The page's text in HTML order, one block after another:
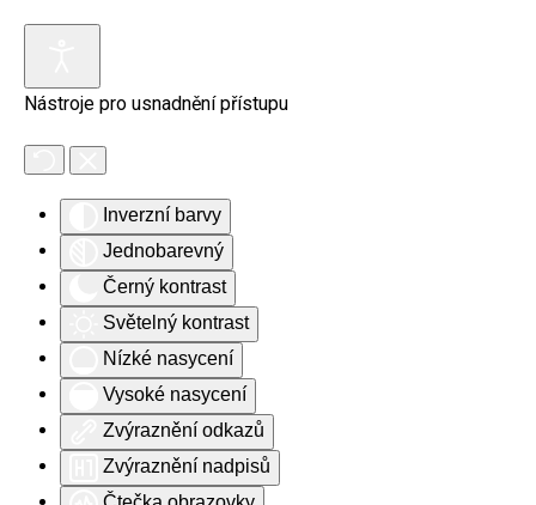
Nástroje pro usnadnění přístupu
Inverzní barvy
Jednobarevný
Černý kontrast
Světelný kontrast
Nízké nasycení
Vysoké nasycení
Zvýraznění odkazů
Zvýraznění nadpisů